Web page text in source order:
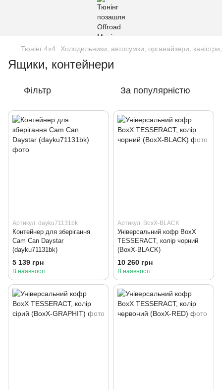
Тюнінг 4х4 Холодильники, автосумки, органайзери,
Ящики, контейнери
Фільтр За популярністю
Артикул: dayku71131bk
Контейнер для зберігання
Cam Can Daystar
(dayku71131bk)
5 139 грн
В наявності
Артикул: BoxX-BLACK
Універсальний кофр BoxX
TESSERACT, колір чорний
(BoxX-BLACK)
10 260 грн
В наявності